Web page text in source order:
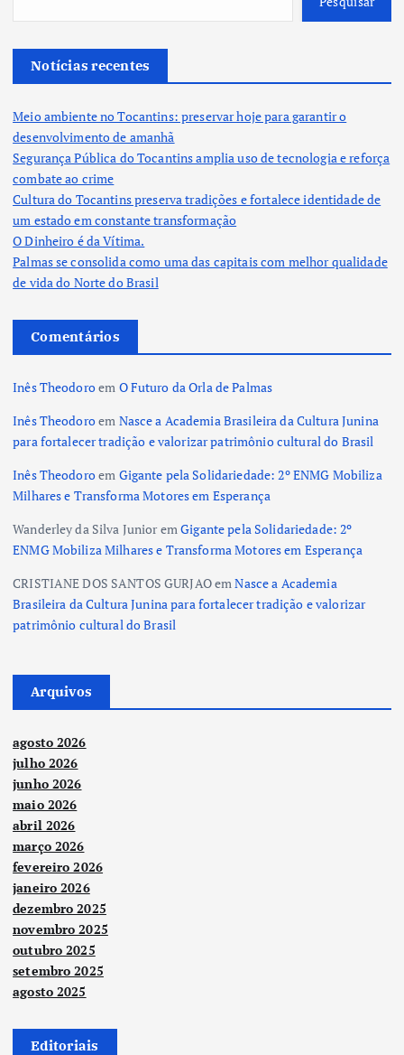
Notícias recentes
Meio ambiente no Tocantins: preservar hoje para garantir o
desenvolvimento de amanhã
Segurança Pública do Tocantins amplia uso de tecnologia e reforça
combate ao crime
Cultura do Tocantins preserva tradições e fortalece identidade de
um estado em constante transformação
O Dinheiro é da Vítima.
Palmas se consolida como uma das capitais com melhor qualidade
de vida do Norte do Brasil
Comentários
Inês Theodoroem O Futuro da Orla de Palmas
Inês Theodoroem Nasce a Academia Brasileira da Cultura Junina
para fortalecer tradição e valorizar patrimônio cultural do Brasil
Inês Theodoroem Gigante pela Solidariedade: 2º ENMG Mobiliza
Milhares e Transforma Motores em Esperança
Wanderley da Silva JunioremGigante pela Solidariedade: 2º
ENMG Mobiliza Milhares e Transforma Motores em Esperança
CRISTIANE DOS SANTOS GURJAOemNasce a Academia
Brasileira da Cultura Junina para fortalecer tradição e valorizar
patrimônio cultural do Brasil
Arquivos
agosto 2026
julho 2026
junho 2026
maio 2026
abril 2026
março 2026
fevereiro 2026
janeiro 2026
dezembro 2025
novembro 2025
outubro 2025
setembro 2025
agosto 2025
Editoriais